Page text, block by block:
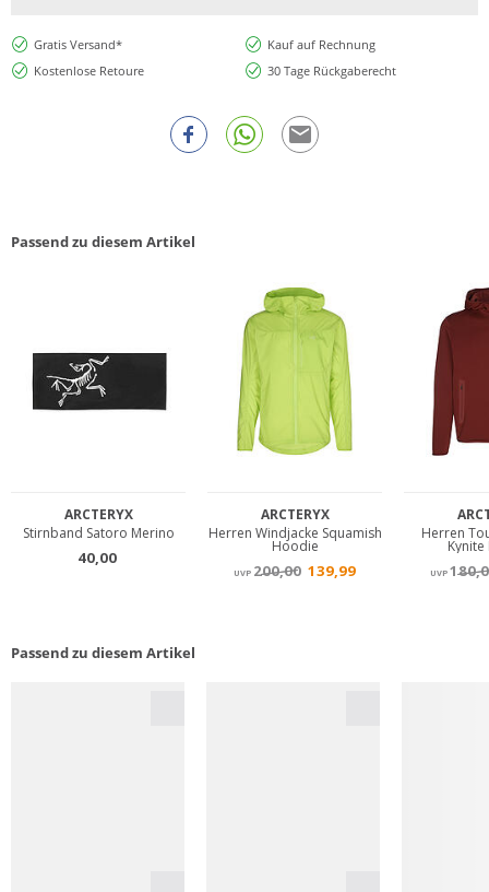
Gratis Versand*
Kauf auf Rechnung
Kostenlose Retoure
30 Tage Rückgaberecht
Passend zu diesem Artikel
Passend zu diesem Artikel